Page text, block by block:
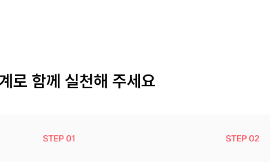
로 함께 실천해 주세요